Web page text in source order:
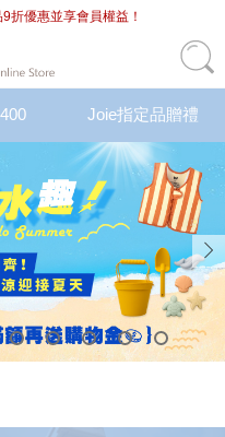
折優惠並享會員權益！
Joie指定品贈禮